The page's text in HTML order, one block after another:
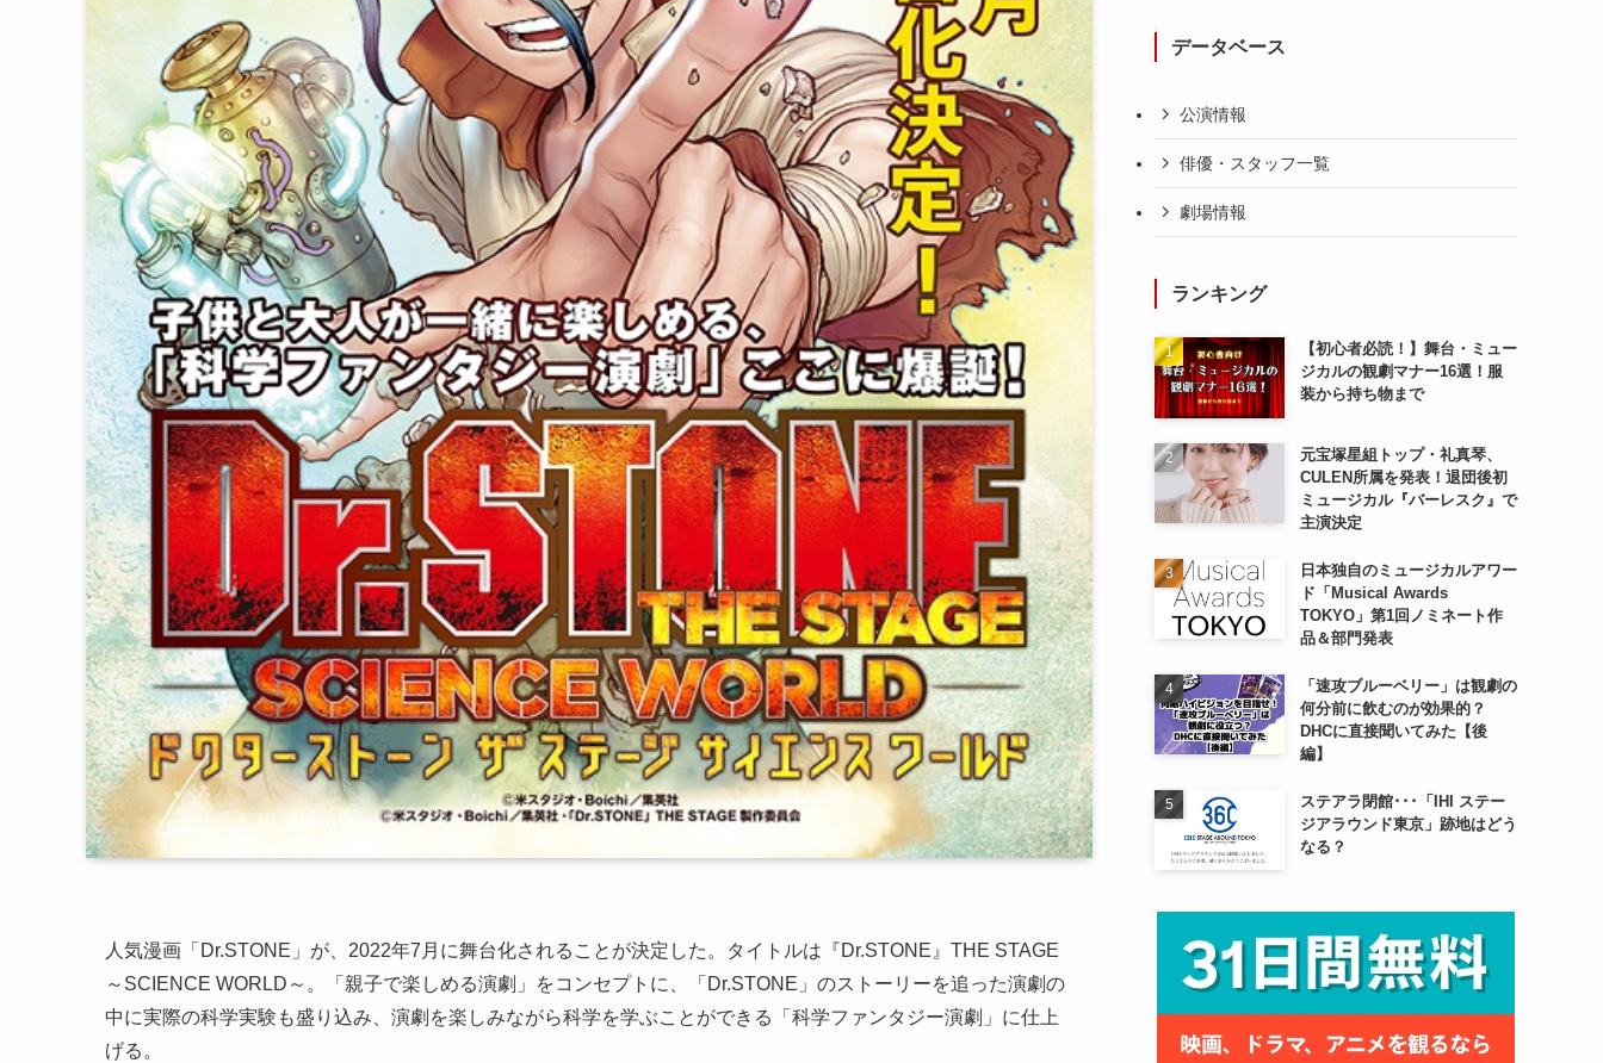
人気漫画「Dr.STONE」が、2022年7月に舞台化されることが決定した。タイトルは『Dr.STONE』THE STAGE
～SCIENCE WORLD～。「親子で楽しめる演劇」をコンセプトに、「Dr.STONE」のストーリーを追った演劇の
中に実際の科学実験も盛り込み、演劇を楽しみながら科学を学ぶことができる「科学ファンタジー演劇」に仕上
げる。
データベース
公演情報
俳優・スタッフ一覧
劇場情報
ランキング
【初心者必読！】舞台・ミュー
ジカルの観劇マナー16選！服
装から持ち物まで
元宝塚星組トップ・礼真琴、
CULEN所属を発表！退団後初
ミュージカル『バーレスク』で
主演決定
日本独自のミュージカルアワー
ド「Musical Awards
TOKYO」第1回ノミネート作
品＆部門発表
「速攻ブルーベリー」は観劇の
何分前に飲むのが効果的？
DHCに直接聞いてみた【後
編】
ステアラ閉館･･･「IHI ステー
ジアラウンド東京」跡地はどう
なる？